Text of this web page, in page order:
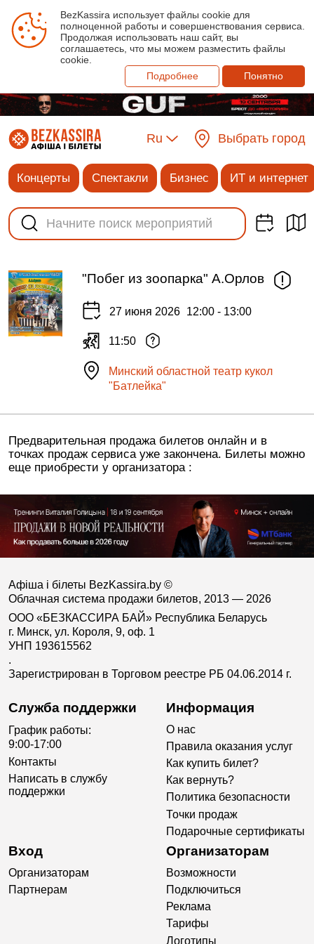
BezKassira использует файлы cookie для
полноценной работы и совершенствования сервиса.
Продолжая использовать наш сайт, вы
соглашаетесь, что мы можем разместить файлы
cookie.
Подробнее
Понятно
Ru Выбрать город
Концерты Спектакли Бизнес ИТ и интернет
"Побег из зоопарка" А.Орлов
27 июня 2026 12:00 - 13:00
11:50
Минский областной театр кукол
"Батлейка"
Предварительная продажа билетов онлайн и в
точках продаж сервиса уже закончена. Билеты можно
еще приобрести у организатора :
Афіша і білеты BezKassira.by ©
Облачная система продажи билетов, 2013 — 2026
ООО «БЕЗКАССИРА БАЙ» Республика Беларусь
г. Минск, ул. Короля, 9, оф. 1
УНП 193615562
.
Зарегистрирован в Торговом реестре РБ 04.06.2014 г.
Служба поддержки
График работы:
9:00-17:00
Контакты
Написать в службу
поддержки
Информация
О нас
Правила оказания услуг
Как купить билет?
Как вернуть?
Политика безопасности
Точки продаж
Подарочные сертификаты
Вход
Организаторам
Партнерам
Организаторам
Возможности
Подключиться
Реклама
Тарифы
Логотипы